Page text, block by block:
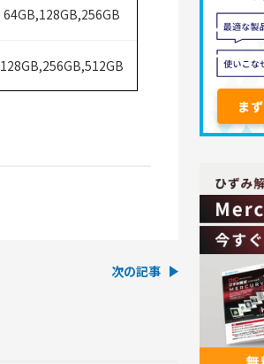
64GB,128GB,256GB
128GB,256GB,512GB
次の記事